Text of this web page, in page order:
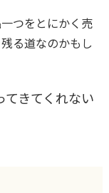
つをとにかく売
る道なのかもし
きてくれない